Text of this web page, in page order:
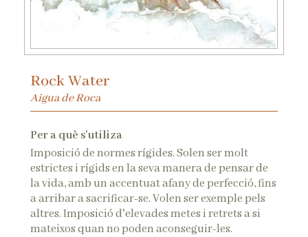
Rock Water
Aigua de Roca
Per a què s'utiliza
Imposició de normes rígides. Solen ser molt
estrictes i rígids en la seva manera de pensar de
la vida, amb un accentuat afany de perfecció, fins
a arribar a sacrificar-se. Volen ser exemple pels
altres. Imposició d'elevades metes i retrets a si
mateixos quan no poden aconseguir-les.